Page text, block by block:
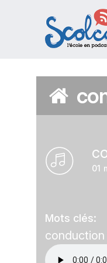
Aller au contenu
01
Mots clés: